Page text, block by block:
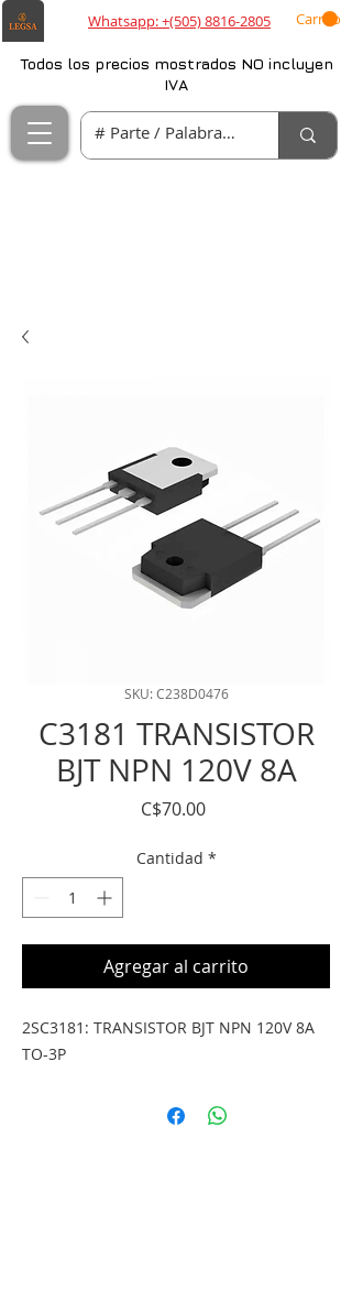
Whatsapp: +(505) 8816-2805 Carrito
Todos los precios mostrados NO incluyen
IVA
SKU: C238D0476
C3181 TRANSISTOR
BJT NPN 120V 8A
C$70.00Precio
Cantidad *
Agregar al carrito
2SC3181: TRANSISTOR BJT NPN 120V 8A
TO-3P